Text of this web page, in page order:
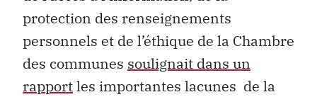
protection des renseignements
personnels et de l’éthique de la Chambre
des communes soulignait dans un
rapportles importantes lacunes de la